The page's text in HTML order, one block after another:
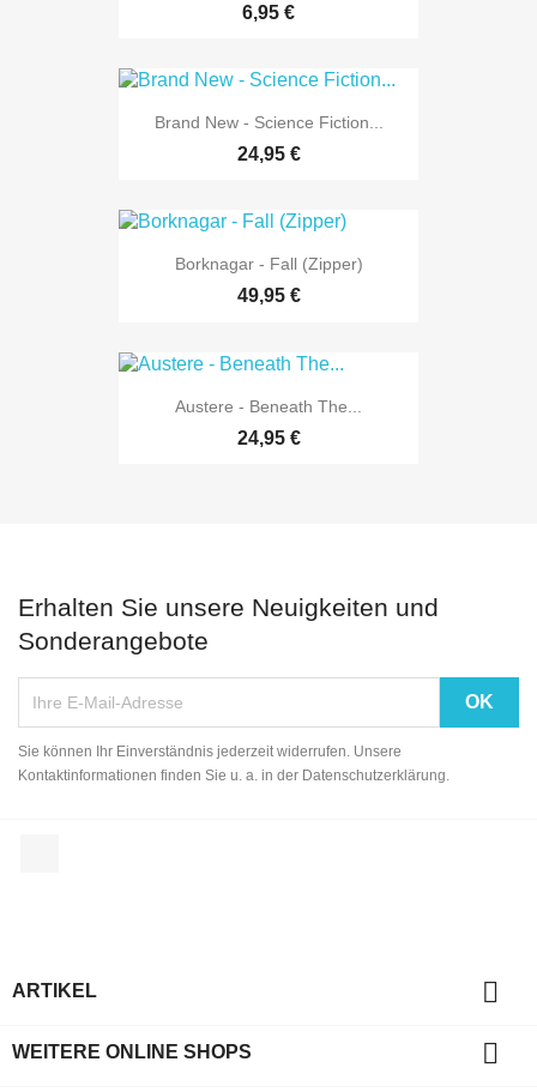
6,95 €
Brand New - Science Fiction...
24,95 €
Borknagar - Fall (Zipper)
49,95 €
Austere - Beneath The...
24,95 €
Erhalten Sie unsere Neuigkeiten und
Sonderangebote
Sie können Ihr Einverständnis jederzeit widerrufen. Unsere
Kontaktinformationen finden Sie u. a. in der Datenschutzerklärung.
ARTIKEL 
WEITERE ONLINE SHOPS 